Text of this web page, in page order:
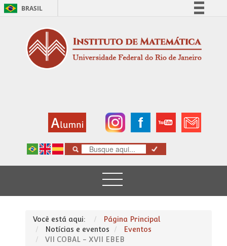
BRASIL
Comunica BR
Participe
Você está aqui:
Página Principal
Notícias e eventos
Eventos
VII COBAL - XVII EBEB